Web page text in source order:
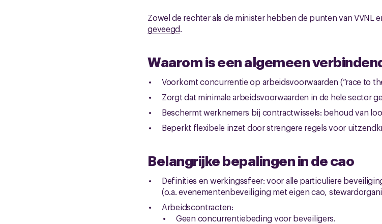
Zowel de rechter als de minister hebben de punten van VVNL
geveegd.
Waarom is een algemeen
Voorkomt concurrentie op arbeidsvoorwaarden (“race to
Zorgt dat minimale arbeidsvoorwaarden in de hele sector
Beschermt werknemers bij contractwissels: behoud van
Beperkt flexibele inzet door strengere regels voor
Belangrijke bepalingen in de cao
Definities en werkingssfeer: voor alle particuliere
(o.a. evenementenbeveiliging met eigen cao,
Arbeidscontracten:
Geen concurrentiebeding voor beveiligers.